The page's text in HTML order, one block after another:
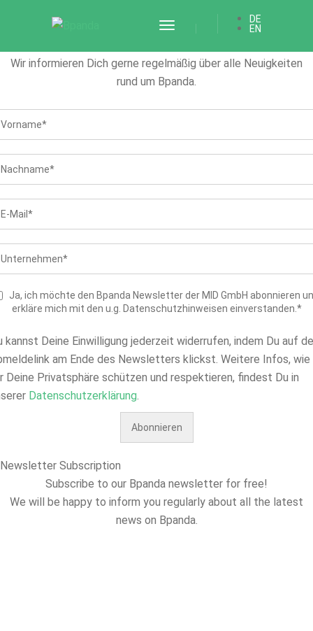
Newsletter­anmeldung
Wir informieren Dich gerne regelmäßig über alle Neuigkeiten
rund um Bpanda.
Ja, ich möchte den Bpanda Newsletter der MID GmbH abonnieren
erkläre mich mit den u.g. Datenschutzhinweisen einverstanden.*
kannst Deine Einwilligung jederzeit widerrufen, indem Du auf
am Ende des Newsletters klickst. Weitere Infos, wie
Deine Privatsphäre schützen und respektieren, findest Du in
Datenschutzerklärung.
Newsletter Subscription
Subscribe to our Bpanda newsletter for free!
We will be happy to inform you regularly about all the latest
news on Bpanda.
Toggle
DE
EN